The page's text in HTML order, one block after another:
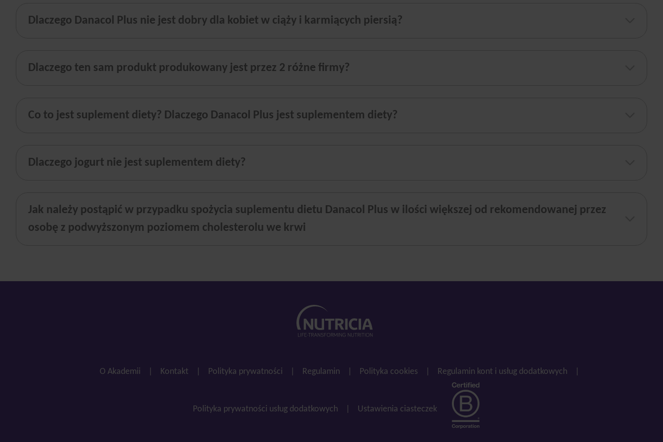
Dla obu produktów wspólnym oświadczeniem jest:
Zawiera tiaminę (witaminę B1)
Dlaczego Danacol Plus nie jest dobry dla kobiet w ciąży i karmiących piersią?
Dlaczego ten sam produkt produkowany jest przez 2 różne firmy?
Co to jest suplement diety? Dlaczego Danacol Plus jest suplementem diety?
Dlaczego jogurt nie jest suplementem diety?
Jak należy postąpić w przypadku spożycia suplementu dietu Danacol Plus w ilości większej od rekomendowanej przez
osobę z podwyższonym poziomem cholesterolu we krwi
O Akademii Kontakt Polityka prywatności Regulamin Polityka cookies Regulamin kont i usług dodatkowych
Polityka prywatności usług dodatkowych Ustawienia ciasteczek